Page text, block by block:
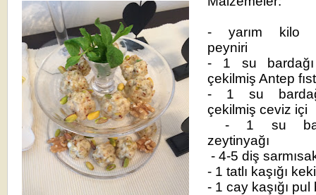
- yarım kilo
peyniri
- 1 su
çekilmiş Antep
- 1 su
çekilmiş ceviz içi
- 1 su
zeytinyağı
- 4-5 diş
- 1 tatlı kaşığı
- 1 cay kaşığı pul